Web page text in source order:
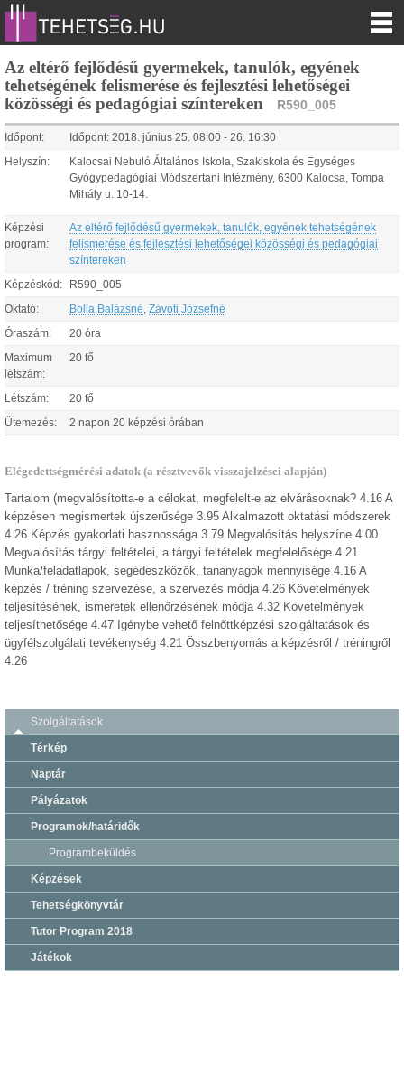
Az eltérő fejlődésű gyermekek, tanulók, egyének
tehetségének felismerése és fejlesztési lehetőségei
közösségi és pedagógiai színtereken
R590_005
Időpont: Időpont: 2018. június 25 08:00 - 26 16:30
Helyszín:
Kalocsai Nebuló Általános Iskola, Szakiskola és Egységes
Gyógypedagógiai Módszertani Intézmény, 6300 Kalocsa, Tompa
Mihály u. 10-14.
Képzési
program:
Az eltérő fejlődésű gyermekek, tanulók, egyének tehetségének
felismerése és fejlesztési lehetőségei közösségi és pedagógiai
színtereken
Képzéskód: R590_005
Oktató: Bolla Balázsné Závoti Józsefné
Óraszám: 20 óra
Maximum
létszám:
20 fő
Létszám: 20 fő
Ütemezés: 2 napon 20 képzési órában
Elégedettségmérési adatok (a résztvevők visszajelzései alapján)
Tartalom (megvalósította-e a célokat, megfelelt-e az elvárásoknak? 4.16 A
képzésen megismertek újszerűsége 3.95 Alkalmazott oktatási módszerek
4.26 Képzés gyakorlati hasznossága 3.79 Megvalósítás helyszíne 4.00
Megvalósítás tárgyi feltételei, a tárgyi feltételek megfelelősége 4.21
Munka/feladatlapok, segédeszközök, tananyagok mennyisége 4.16 A
képzés / tréning szervezése, a szervezés módja 4.26 Követelmények
teljesítésének, ismeretek ellenőrzésének módja 4.32 Követelmények
teljesíthetősége 4.47 Igénybe vehető felnőttképzési szolgáltatások és
ügyfélszolgálati tevékenység 4.21 Összbenyomás a képzésről / tréningről
4.26
Szolgáltatások
Térkép
Naptár
Pályázatok
Programok/határidők
Programbeküldés
Képzések
Tehetségkönyvtár
Tutor Program 2018
Játékok